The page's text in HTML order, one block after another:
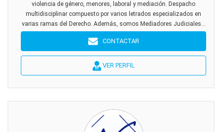
violencia de género, menores, laboral y mediación. Despacho
multidisciplinar compuesto por varios letrados especializados en
varias ramas del Derecho. Además, somos Mediadores Judiciales...
CONTACTAR
VER PERFIL